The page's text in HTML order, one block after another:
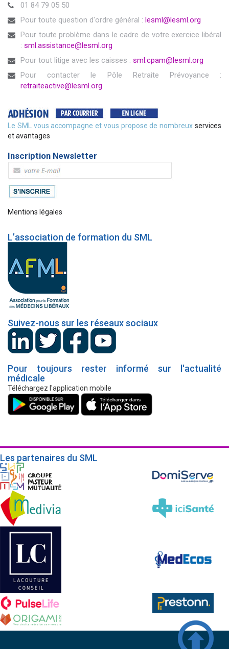
01 84 79 05 50
Pour toute question d'ordre général : lesml@lesml.org
Pour toute problème dans le cadre de votre exercice libéral
: sml.assistance@lesml.org
Pour tout litige avec les caisses : sml.cpam@lesml.org
Pour contacter le Pôle Retraite Prévoyance :
retraiteactive@lesml.org
Le SML vous accompagne et vous propose de nombreux services
et avantages
Inscription Newsletter
Mentions légales
L’association de formation du SML
Suivez-nous sur les réseaux sociaux
Pour toujours rester informé sur l'actualité
médicale
Téléchargez l'application mobile
Les partenaires du SML